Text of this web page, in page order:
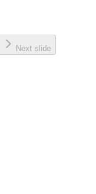
Next slide